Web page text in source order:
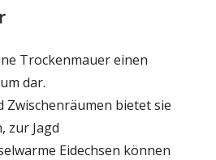
Trockenmauer einen
dar.
Zwischenräumen bietet sie
zur Jagd
Eidechsen können